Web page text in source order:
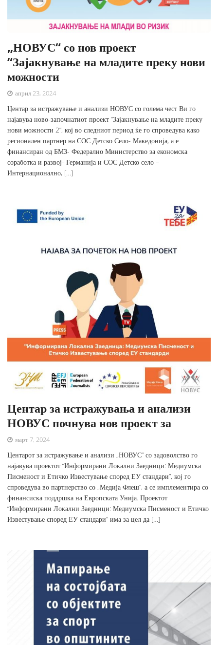
„НОВУС“ со нов проект
“Зајакнување на младите преку нови
можности
април 23, 2024
Центар за истражување и анализи НОВУС со голема чест Ви го
најавува ново-започнатиот проект “Зајакнување на младите преку
нови можности 2”, кој во следниот период ќе го спроведува како
регионален партнер на СОС Детско Село- Македонија, а е
финансиран од БМЗ- Федерално Министерство за економска
соработка и развој- Германија и СОС Детско село –
Интернационално, […]
Центар за истражувања и анализи
НОВУС почнува нов проект за
март 7, 2024
Центарот за истражување и анализи „НОВУС“ со задоволство го
најавува проектот “Информирани Локални Заедници: Медиумска
Писменост и Етичко Известување според ЕУ стандари”, кој го
спроведува во партнерство со „Медија Флеш“, а се имплементира со
финансиска поддршка на Европската Унија. Проектот
“Информирани Локални Заедници: Медиумска Писменост и Етичко
Известување според ЕУ стандари” има за цел да […]